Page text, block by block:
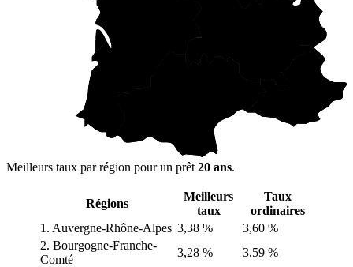
Meilleurs taux par région pour un prêt 20 ans.
Régions
Meilleurs
taux
Taux
ordinaires
1. Auvergne-Rhône-Alpes 3,38 %
3,60 %
2. Bourgogne-Franche-
Comté
3,28 %
3,59 %